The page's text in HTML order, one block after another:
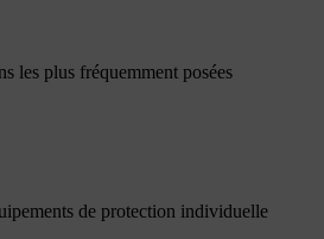
les plus fréquemment posées
de protection individuelle